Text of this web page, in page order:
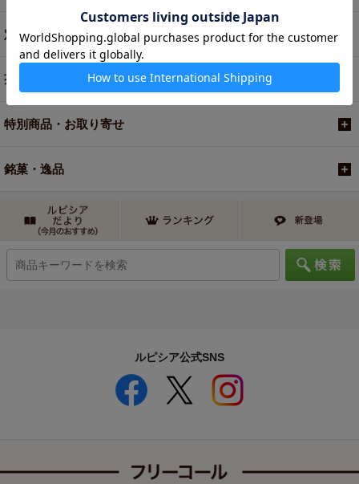
定期便
茶器・オリジナルグッズ
特別商品・お取り寄せ
銘菓・逸品
ルピシア公式SNS